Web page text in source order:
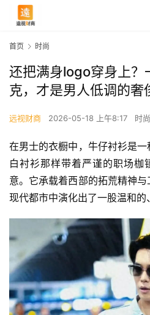
首页 时尚
还把满身logo穿身上？
克，才是男人低调的奢
远视财商 2026-05-18 上午8:17 时尚
在男士的衣橱中，牛仔衬衫是
白衬衫那样带着严谨的职场枷
意。它承载着西部的拓荒精神
现代都市中演化出了一股温和的